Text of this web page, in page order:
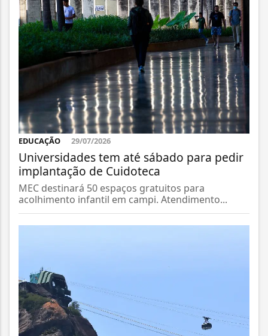
EDUCAÇÃO 29/07/2026
Universidades tem até sábado para pedir
implantação de Cuidoteca
MEC destinará 50 espaços gratuitos para
acolhimento infantil em campi. Atendimento...